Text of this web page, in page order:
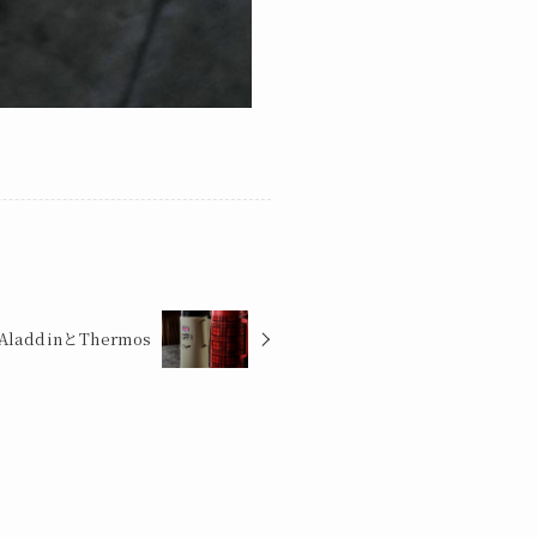
とThermos